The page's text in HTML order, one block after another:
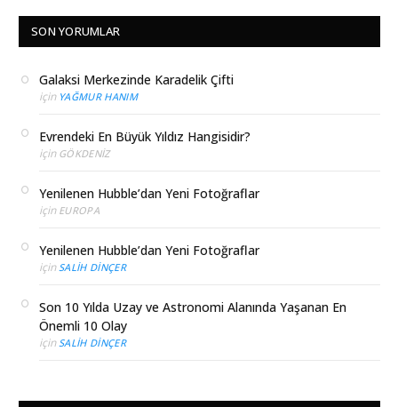
SON YORUMLAR
Galaksi Merkezinde Karadelik Çifti
için YAĞMUR HANIM
Evrendeki En Büyük Yıldız Hangisidir?
için GÖKDENIZ
Yenilenen Hubble’dan Yeni Fotoğraflar
için EUROPA
Yenilenen Hubble’dan Yeni Fotoğraflar
içinSALIH DINÇER
Son 10 Yılda Uzay ve Astronomi Alanında Yaşanan En
Önemli 10 Olay
içinSALIH DINÇER